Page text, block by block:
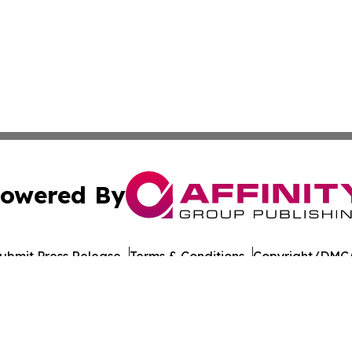
By
Press Release Terms & Conditions Copyright/